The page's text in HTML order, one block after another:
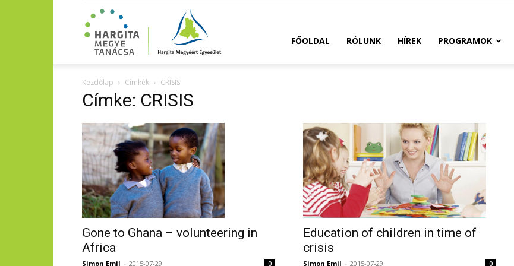
FŐOLDAL RÓLUNK HÍREK PROGRAMOK
Kezdőlap Címkék CRISIS
Címke: CRISIS
Gone to Ghana – volunteering in
Africa
Simon Emil - 2015-07-29 0
Education of children in time of
crisis
Simon Emil - 2015-07-29 0